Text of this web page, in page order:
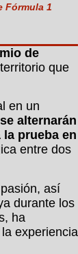
Fórmula 1
de
que
en un
se alternarán
prueba en
entre dos
así
durante los
ha
experiencia